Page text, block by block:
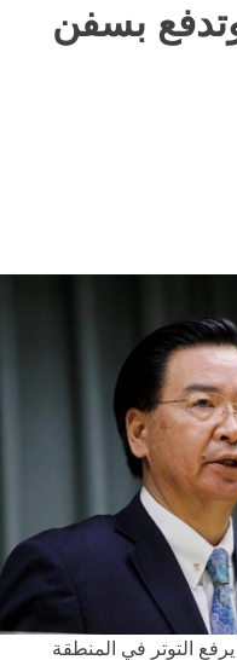
بسفن
التوتر في المنطقة